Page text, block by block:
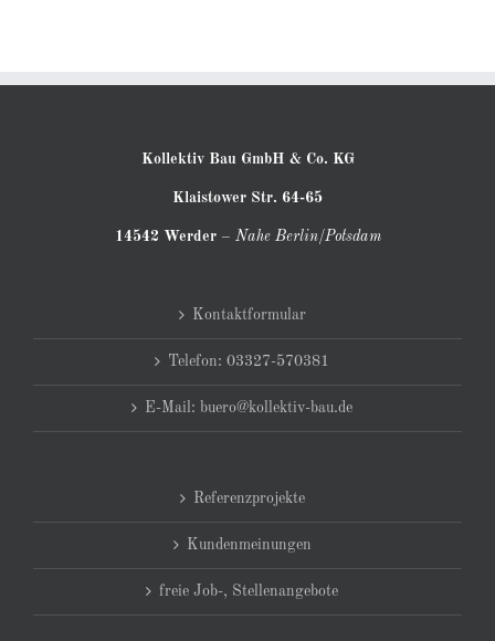
Kollektiv Bau GmbH & Co. KG
Klaistower Str. 64-65
14542 Werder– Nahe Berlin/Potsdam
Kontaktformular
Telefon: 03327-570381
E-Mail: buero@kollektiv-bau.de
Referenzprojekte
Kundenmeinungen
freie Job-, Stellenangebote